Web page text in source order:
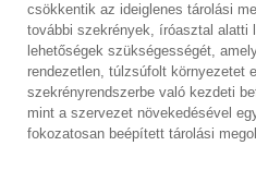
csökkentik az ideiglenes tárolási
további szekrények, íróasztal alatti
lehetőségek szükségességét,
rendezetlen, túlzsúfolt környezetet
szekrényrendszerbe való kezdeti
mint a szervezet növekedésével
fokozatosan beépített tárolási